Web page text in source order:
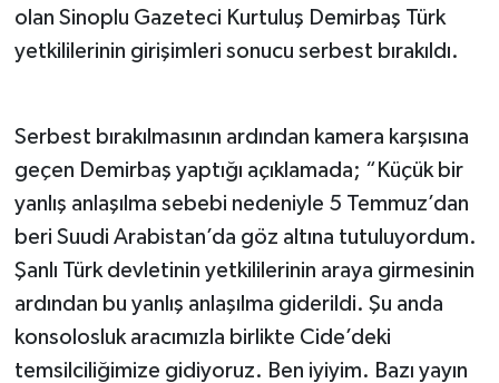
olan Sinoplu Gazeteci Kurtuluş Demirbaş Türk
yetkililerinin girişimleri sonucu serbest bırakıldı.
Serbest bırakılmasının ardından kamera karşısına
geçen Demirbaş yaptığı açıklamada; “Küçük bir
yanlış anlaşılma sebebi nedeniyle 5 Temmuz’dan
beri Suudi Arabistan’da göz altına tutuluyordum.
Şanlı Türk devletinin yetkililerinin araya girmesinin
ardından bu yanlış anlaşılma giderildi. Şu anda
konsolosluk aracımızla birlikte Cide’deki
temsilciliğimize gidiyoruz. Ben iyiyim. Bazı yayın